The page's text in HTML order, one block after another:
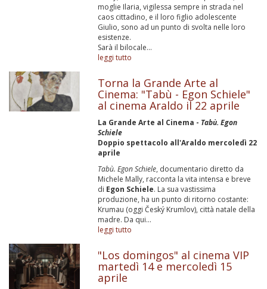
moglie Ilaria, vigilessa sempre in strada nel
caos cittadino, e il loro figlio adolescente
Giulio, sono ad un punto di svolta nelle loro
esistenze.
Sarà il bilocale...
leggi tutto
Torna la Grande Arte al
Cinema: "Tabù - Egon Schiele"
al cinema Araldo il 22 aprile
La Grande Arte al Cinema - Tabù. Egon
Schiele
Doppio spettacolo all'Araldo mercoledì 22
aprile
Tabù. Egon Schiele, documentario diretto da
Michele Mally, racconta la vita intensa e breve
di Egon Schiele. La sua vastissima
produzione, ha un punto di ritorno costante:
Krumau (oggi Český Krumlov), città natale della
madre. Da qui...
leggi tutto
"Los domingos" al cinema VIP
martedì 14 e mercoledì 15
aprile